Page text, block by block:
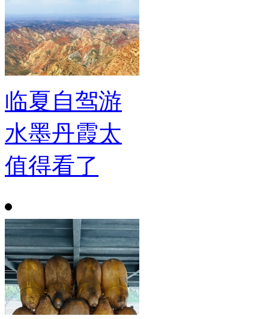
临夏自驾游
水墨丹霞太
值得看了